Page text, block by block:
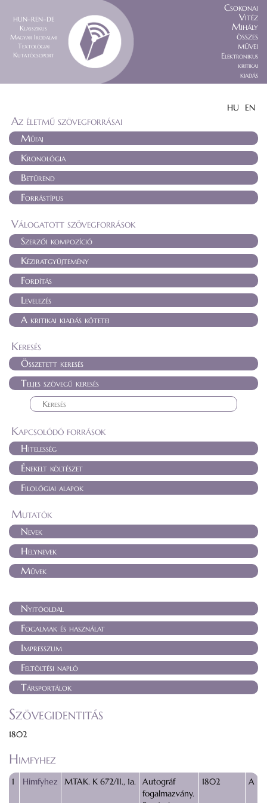
HUN–REN–DE
Klasszikus
Magyar Irodalmi
Textológiai
Kutatócsoport
Csokonai
Vitéz
Mihály
összes
művei
Elektronikus
kritikai
kiadás
HU EN
Az életmű szövegforrásai
Műfaj
Kronológia
Betűrend
Forrástípus
Válogatott szövegforrások
Szerzői kompozíció
Kéziratgyűjtemény
Fordítás
Levelezés
A kritikai kiadás kötetei
Keresés
Összetett keresés
Teljes szövegű keresés
Kapcsolódó források
Hitelesség
Énekelt költészet
Filológiai alapok
Mutatók
Nevek
Helynevek
Művek
Nyitóoldal
Fogalmak és használat
Impresszum
Feltöltési napló
Társportálok
Szövegidentitás
1802
Himfyhez
1 Himfyhez MTAK. K 672/II., 1a.
Autográf
fogalmazvány.
1802 A